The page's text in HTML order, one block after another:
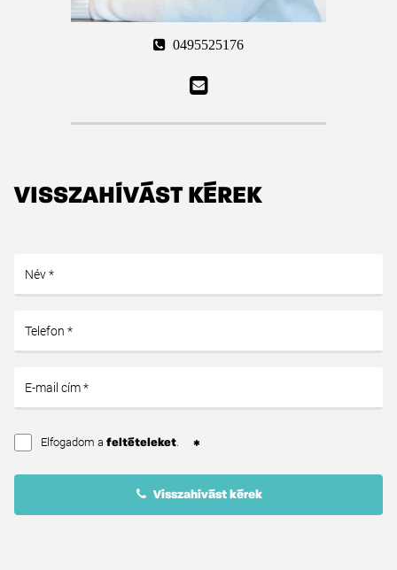
0495525176
VISSZAHÍVÁST KÉREK
Elfogadom a feltételeket.
Visszahívást kérek